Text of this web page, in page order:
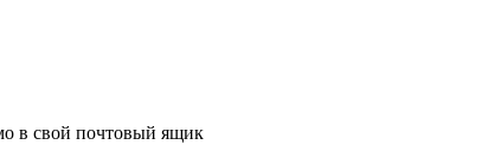
в свой почтовый ящик